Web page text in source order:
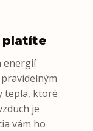
platíte
energií
tepla, ktoré
je
vám ho